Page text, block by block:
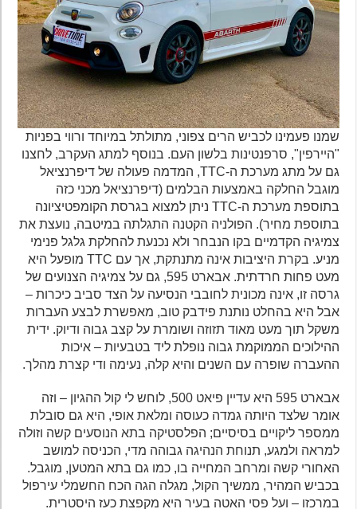
שמנו פעמינו לכביש הרים צפוני, מתולתל במיוחד ורווי בפניות
"היירפין", סרפנטינות בלשון העם. בנוסף למתג העקרב, לחצנו
גם על מתג מערכת ה-TTC, המדמה פעולה של דיפרנציאל
מוגבל החלקה באמצעות הבלמים (דיפרנציאל מכני כזה
בתוספת מערכת ה-TTC ניתן למצוא בגרסת הקומפטיציונה
בתוספת מחיר). הפולניה הקטנה התגלתה במיטבה, נועצת את
צמיגיה הקדמיים בקו הנבחר ולא נכנעת להחלקת גלגל פנימי
מניע. בקרת היציבות אינה מתנתקת, אך עם TTC מופעל היא
מעט פחות חרדתית. אבארט 595, גם על צמיגיה הצנועים של
גרסה זו, אינה מכונית לחובבי הנסיעה על הצד סביב כיכרות –
אבל היא בהחלט נותנת פידבק טוב, מאפשרת לבצע העברות
משקל תוך מעט מאוד תזוזה ושומרת על קצב גבוה ודיוק. ידית
ההילוכים הממוקמת גבוה נופלת ליד בטבעיות – איכות
ההעברה שופרה עם השנים והיא קלה, נעימה ודי קצרת מהלך.
אבארט 595 היא עדיין פיאט 500, לוחש לי קול ההגיון – וזה
אומר שלצד היותה גמדה כעוסה ומלאת אופי, היא גם סובלת
ממספר ליקויים בסיסיים; הפלסטיקה בתא הנוסעים קשה וזולה
למראה ולמגע, תנוחת הנהיגה גבוהה מדי, הכניסה למושב
האחורי קשה ומרחב המחייה בו, כמו גם בתא המטען, מוגבל.
בכביש המהיר, ממשיך הקול, מגלה הגה הכח החשמלי עירפול
במרכזו – ועל פסי האטה בעיר היא מקפצת כעז היסטרית.